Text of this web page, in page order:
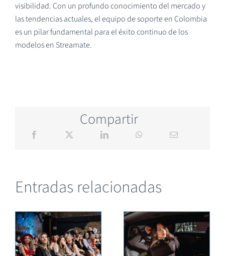
visibilidad. Con un profundo conocimiento del mercado y
las tendencias actuales, el equipo de soporte en Colombia
es un pilar fundamental para el éxito continuo de los
modelos en Streamate.
Compartir
Entradas relacionadas